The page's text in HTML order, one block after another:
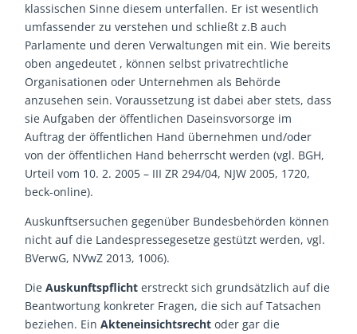
klassischen Sinne diesem unterfallen. Er ist wesentlich
umfassender zu verstehen und schließt z.B auch
Parlamente und deren Verwaltungen mit ein. Wie bereits
oben angedeutet , können selbst privatrechtliche
Organisationen oder Unternehmen als Behörde
anzusehen sein. Voraussetzung ist dabei aber stets, dass
sie Aufgaben der öffentlichen Daseinsvorsorge im
Auftrag der öffentlichen Hand übernehmen und/oder
von der öffentlichen Hand beherrscht werden (vgl. BGH,
Urteil vom 10. 2. 2005 – III ZR 294/04, NJW 2005, 1720,
beck-online).
Auskunftsersuchen gegenüber Bundesbehörden können
nicht auf die Landespressegesetze gestützt werden, vgl.
BVerwG, NVwZ 2013, 1006).
DieAuskunftspflicht erstreckt sich grundsätzlich auf die
Beantwortung konkreter Fragen, die sich auf Tatsachen
beziehen. EinAkteneinsichtsrecht oder gar die